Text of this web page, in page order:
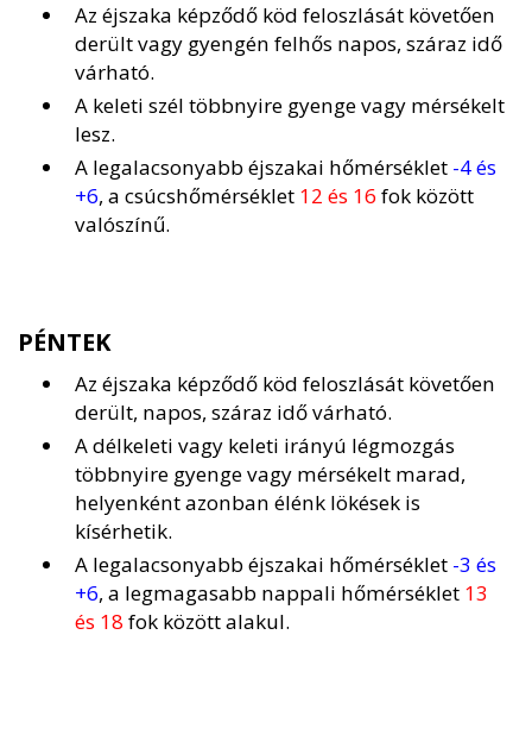
Az éjszaka képződő köd feloszlását követően
derült vagy gyengén felhős napos, száraz idő
várható.
A keleti szél többnyire gyenge vagy mérsékelt
lesz.
A legalacsonyabb éjszakai hőmérséklet -4 és
+6, a csúcshőmérséklet 12 és 16 fok között
valószínű.
PÉNTEK
Az éjszaka képződő köd feloszlását követően
derült, napos, száraz idő várható.
A délkeleti vagy keleti irányú légmozgás
többnyire gyenge vagy mérsékelt marad,
helyenként azonban élénk lökések is
kísérhetik.
A legalacsonyabb éjszakai hőmérséklet -3 és
+6, a legmagasabb nappali hőmérséklet 13
és 18 fok között alakul.